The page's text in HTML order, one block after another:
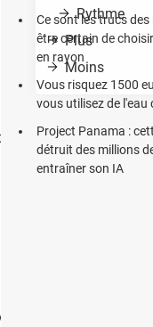
Rythme
Plus
Moins
d’enchaînement.
d’ambiance dans vos
morceaux. Pour cela,
Ce sont les trucs
être certain de
en rayon
Vous risquez 1500
vous utilisez de l'eau
Project Panama :
détruit des millions
entraîner son IA